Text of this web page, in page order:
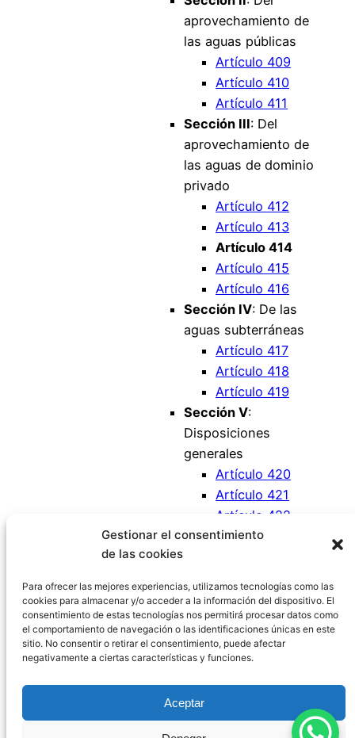
Gestionar el consentimiento
de las cookies
Para ofrecer las mejores experiencias, utilizamos tecnologías como las
cookies para almacenar y/o acceder a la información del dispositivo. El
consentimiento de estas tecnologías nos permitirá procesar datos como
el comportamiento de navegación o las identificaciones únicas en este
sitio. No consentir o retirar el consentimiento, puede afectar
negativamente a ciertas características y funciones.
Aceptar
aprovechamiento de
las aguas públicas
Artículo 409
Artículo 410
Artículo 411
Sección III: Del
aprovechamiento de
las aguas de dominio
privado
Artículo 412
Artículo 413
Artículo 414
Artículo 415
Artículo 416
Sección IV: De las
aguas subterráneas
Artículo 417
Artículo 418
Artículo 419
Sección V:
Disposiciones
generales
Artículo 420
Artículo 421
Artículo 422
Artículo 423